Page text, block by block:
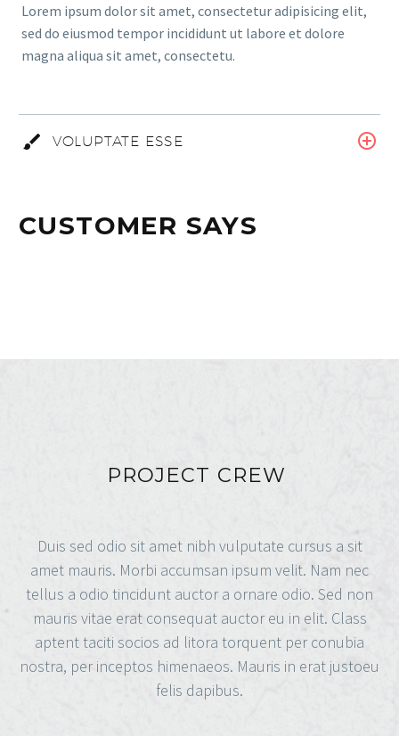
Lorem ipsum dolor sit amet, consectetur adipisicing elit,
sed do eiusmod tempor incididunt ut labore et dolore
magna aliqua sit amet, consectetu.
VOLUPTATE ESSE
CUSTOMER SAYS
PROJECT CREW
Duis sed odio sit amet nibh vulputate cursus a sit
amet mauris. Morbi accumsan ipsum velit. Nam nec
tellus a odio tincidunt auctor a ornare odio. Sed non
mauris vitae erat consequat auctor eu in elit. Class
aptent taciti socios ad litora torquent per conubia
nostra, per inceptos himenaeos. Mauris in erat justoeu
felis dapibus.